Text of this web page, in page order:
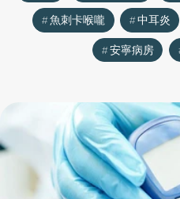
魚刺卡喉嚨
中耳炎
安寧病房